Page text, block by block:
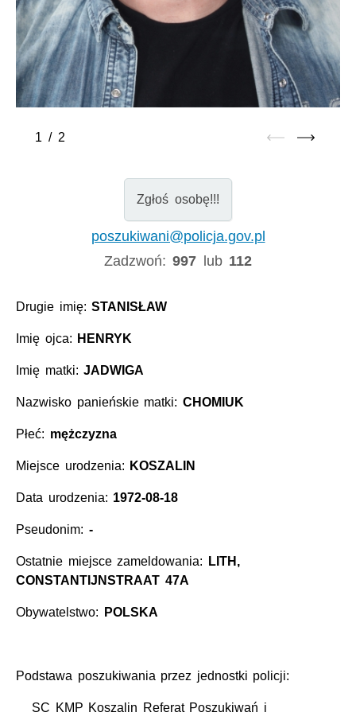
1 / 2
Zgłoś osobę!!!
poszukiwani@policja.gov.pl
Zadzwoń:997 lub 112
Drugie imię:STANISŁAW
Imię ojca: HENRYK
Imię matki:JADWIGA
Nazwisko panieńskie matki: CHOMIUK
Płeć: mężczyzna
Miejsce urodzenia: KOSZALIN
Data urodzenia: 1972-08-18
Pseudonim: -
Ostatnie miejsce zameldowania:
LITH,
CONSTANTIJNSTRAAT 47A
Obywatelstwo: POLSKA
Podstawa poszukiwania przez jednostki policji:
SC KMP Koszalin Referat Poszukiwań i